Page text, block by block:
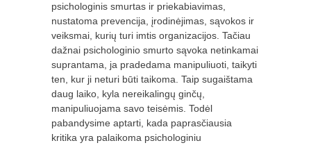
psichologinis smurtas ir priekabiavimas,
nustatoma prevencija, įrodinėjimas, sąvokos ir
veiksmai, kurių turi imtis organizacijos. Tačiau
dažnai psichologinio smurto sąvoka netinkamai
suprantama, ja pradedama manipuliuoti, taikyti
ten, kur ji neturi būti taikoma. Taip sugaištama
daug laiko, kyla nereikalingų ginčų,
manipuliuojama savo teisėmis. Todėl
pabandysime aptarti, kada paprasčiausia
kritika yra palaikoma psichologiniu